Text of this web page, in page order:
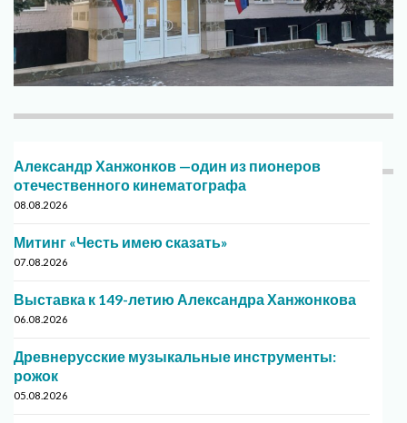
Александр Ханжонков —один из пионеров
отечественного кинематографа
08.08.2026
Митинг «Честь имею сказать»
07.08.2026
Выставка к 149-летию Александра Ханжонкова
06.08.2026
Древнерусские музыкальные инструменты:
рожок
05.08.2026